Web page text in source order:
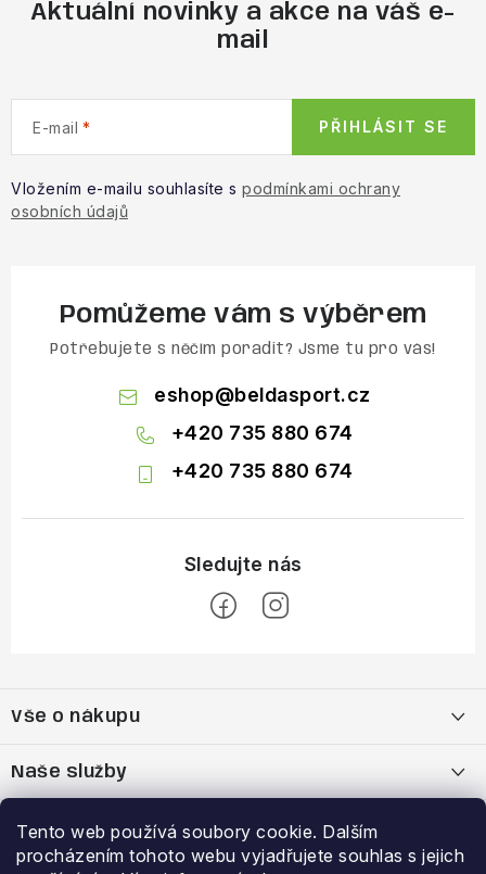
Tento web používá soubory cookie. Dalším
procházením tohoto webu vyjadřujete souhlas s jejich
Aktuální novinky a akce na váš e-
mail
E-mail
Vložením e-mailu souhlasíte s podmínkami ochrany
osobních údajů
PŘIHLÁSIT SE
Pomůžeme vám s výběrem
Potřebujete s něčím poradit? Jsme tu pro vás!
eshop@beldasport.cz
+420 735 880 674
+420 735 880 674
p
t
Vše o nákupu
Reklamační řád
Naše služby
Bootfitting - tvarování lyžařských bot
Výhody a slevy
Garance nejnižší ceny